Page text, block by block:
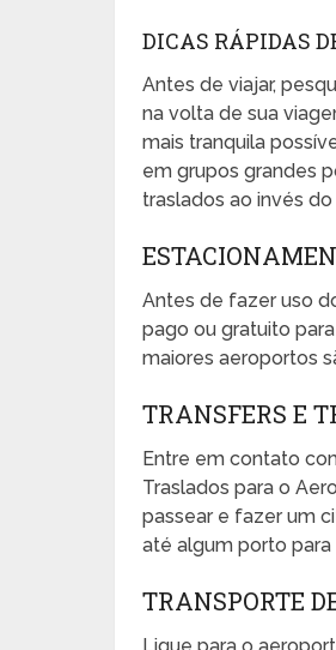
DICAS RÁPIDAS
Antes de viajar,
na volta de sua
mais tranquila
em grupos grandes
traslados ao invés
Antes de fazer uso
pago ou gratuito
maiores aeroportos
TRANSFERS E
Entre em contato
Traslados para o
passear e fazer um
até algum porto para
TRANSPORTE
Ligue para o